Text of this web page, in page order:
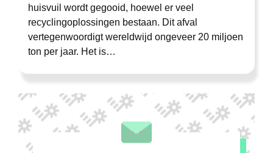
huisvuil wordt gegooid, hoewel er veel
recyclingoplossingen bestaan. Dit afval
vertegenwoordigt wereldwijd ongeveer 20 miljoen
ton per jaar. Het is…